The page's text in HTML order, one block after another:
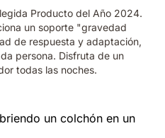
Producto del Año 2024.
un soporte "gravedad
de respuesta y adaptación,
persona. Disfruta de un
todas las noches.